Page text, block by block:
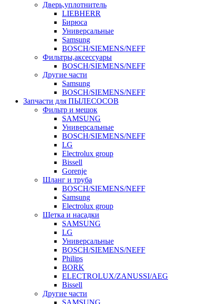
Дверь,уплотнитель
LIEBHERR
Бирюса
Универсальные
Samsung
BOSCH/SIEMENS/NEFF
Фильтры,аксессуары
BOSCH/SIEMENS/NEFF
Другие части
Samsung
BOSCH/SIEMENS/NEFF
Запчасти для ПЫЛЕСОСОВ
Фильтр и мешок
SAMSUNG
Универсальные
BOSCH/SIEMENS/NEFF
LG
Electrolux group
Bissell
Gorenje
Шланг и труба
BOSCH/SIEMENS/NEFF
Samsung
Electrolux group
Щетка и насадки
SAMSUNG
LG
Универсальные
BOSCH/SIEMENS/NEFF
Philips
BORK
ELECTROLUX/ZANUSSI/AEG
Bissell
Другие части
SAMSUNG